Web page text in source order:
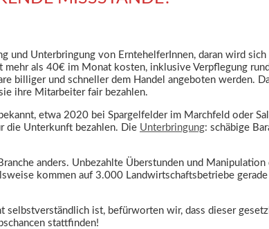
und Unterbringung von ErntehelferInnen, daran wird
als 40€ im Monat kosten, inklusive Verpflegung
billiger und schneller dem Handel angeboten werden.
ihre Mitarbeiter fair bezahlen.
etwa 2020 bei Spargelfelder im Marchfeld oder
die Unterkunft bezahlen. Die Unterbringung: schäbige
anders. Unbezahlte Überstunden und
kommen auf 3.000 Landwirtschaftsbetriebe
ist, befürworten wir, dass dieser
stattfinden!